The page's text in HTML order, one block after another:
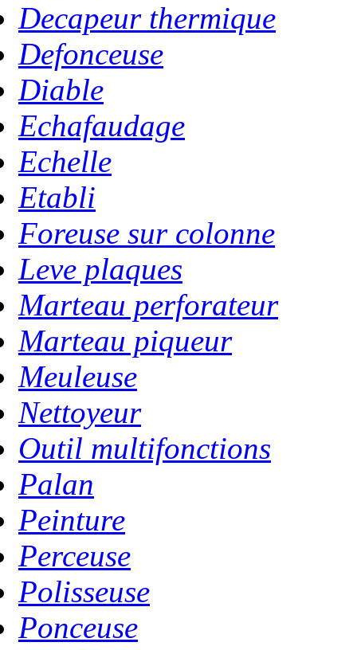
Decapeur thermique
Defonceuse
Diable
Echafaudage
Echelle
Etabli
Foreuse sur colonne
Leve plaques
Marteau perforateur
Marteau piqueur
Meuleuse
Nettoyeur
Outil multifonctions
Palan
Peinture
Perceuse
Polisseuse
Ponceuse